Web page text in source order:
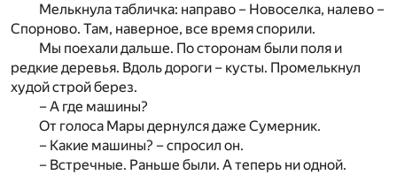
Мелькнула табличка: направо – Новоселка, налево –
Спорново. Там, наверное, все время спорили.
Мы поехали дальше. По сторонам были поля и
редкие деревья. Вдоль дороги – кусты. Промелькнул
худой строй берез.
– А где машины?
От голоса Мары дернулся даже Сумерник.
– Какие машины? – спросил он.
– Встречные. Раньше были. А теперь ни одной.